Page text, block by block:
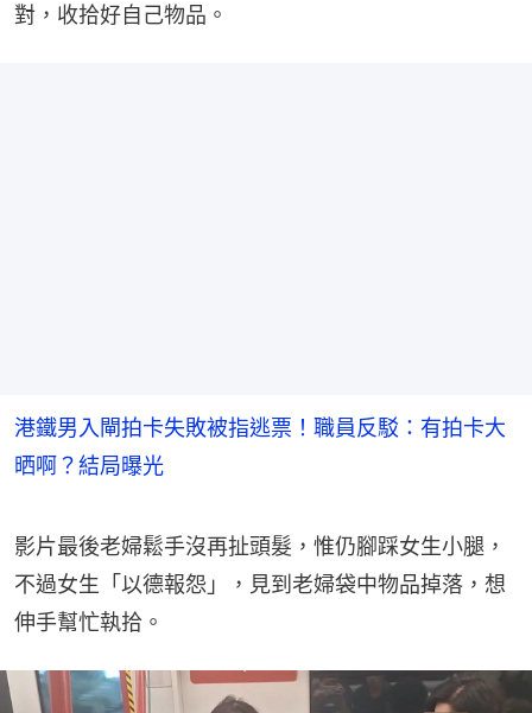
對，收拾好自己物品。
港鐵男入閘拍卡失敗被指逃票！職員反駁：有拍卡大
晒啊？結局曝光
影片最後老婦鬆手沒再扯頭髮，惟仍腳踩女生小腿，
不過女生「以德報怨」，見到老婦袋中物品掉落，想
伸手幫忙執拾。